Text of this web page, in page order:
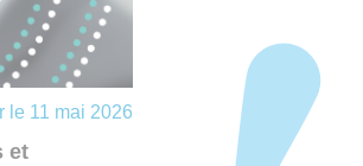
le 11 mai 2026
et